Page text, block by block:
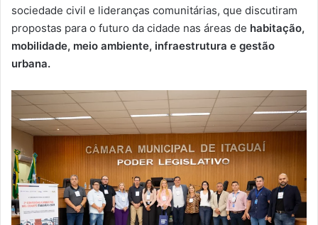
sociedade civil e lideranças comunitárias, que discutiram
propostas para o futuro da cidade nas áreas de habitação,
mobilidade, meio ambiente, infraestrutura e gestão
urbana.